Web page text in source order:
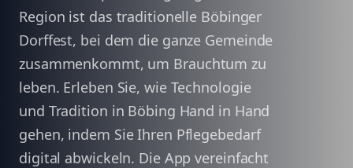
Region ist das traditionelle Böbinger
Dorffest, bei dem die ganze Gemeinde
zusammenkommt, um Brauchtum zu
leben. Erleben Sie, wie Technologie
und Tradition in Böbing Hand in Hand
gehen, indem Sie Ihren Pflegebedarf
digital abwickeln. Die App vereinfacht